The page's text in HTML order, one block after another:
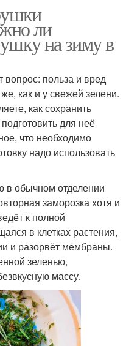
ли
на зиму в
вопрос: польза и вред
как и у свежей зелени.
как сохранить
для неё
что необходимо
надо использовать
в обычном отделении
заморозка хотя и
к полной
в клетках растения,
и разорвёт мембраны.
зеленью,
массу.